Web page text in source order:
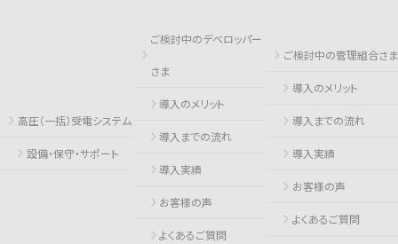
高圧（一括）受電システム
設備・保守・サポート
ご検討中のデベロッパー
さま
導入のメリット
導入までの流れ
導入実績
お客様の声
よくあるご質問
ご検討中の管理組合さま
導入のメリット
導入までの流れ
導入実績
お客様の声
よくあるご質問